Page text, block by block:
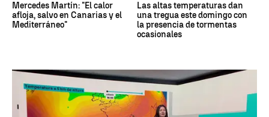
Mercedes Martín: "El calor
afloja, salvo en Canarias y el
Mediterráneo"
Las altas temperaturas dan
una tregua este domingo con
la presencia de tormentas
ocasionales